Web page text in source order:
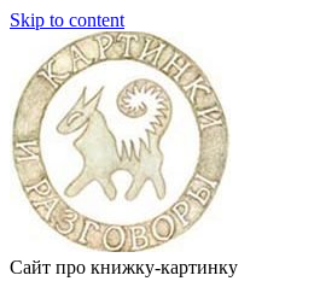
Skip to content
Сайт про книжку-картинку